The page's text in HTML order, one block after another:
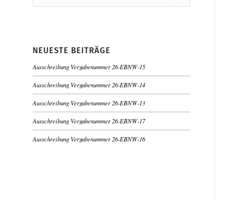
NEUESTE BEITRÄGE
Ausschreibung Vergabenummer 26-EBNW-15
Ausschreibung Vergabenummer 26-EBNW-14
Ausschreibung Vergabenummer 26-EBNW-13
Ausschreibung Vergabenummer 26-EBNW-17
Ausschreibung Vergabenummer 26-EBNW-16